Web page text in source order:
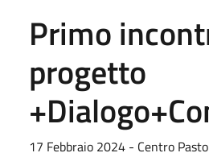
Primo
progetto
17 Febbraio 2024 - Centro